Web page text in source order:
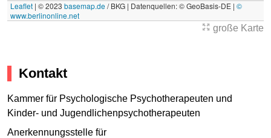
Leaflet | © 2023 basemap.de/ BKG | Datenquellen: © GeoBasis-DE | ©
www.berlinonline.net
große Karte
Kontakt
Kammer für Psychologische Psychotherapeuten und
Kinder- und Jugendlichenpsychotherapeuten
Anerkennungsstelle für